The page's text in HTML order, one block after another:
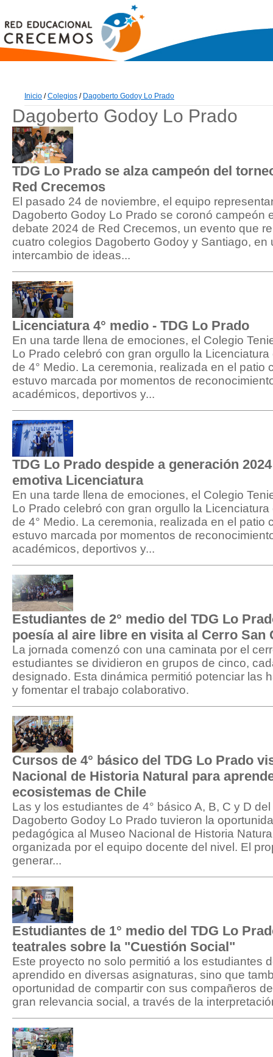
Inicio /Colegios / Dagoberto Godoy Lo Prado
Dagoberto Godoy Lo Prado
TDG Lo Prado se alza campeón del
Red Crecemos
El pasado 24 de noviembre, el equipo
Dagoberto Godoy Lo Prado se coronó campeón
debate 2024 de Red Crecemos, un evento que
cuatro colegios Dagoberto Godoy y Santiago, en
intercambio de ideas...
Licenciatura 4° medio - TDG Lo Prado
En una tarde llena de emociones, el Colegio
Lo Prado celebró con gran orgullo la
de 4° Medio. La ceremonia, realizada en el patio
estuvo marcada por momentos de
académicos, deportivos y...
TDG Lo Prado despide a generación
emotiva Licenciatura
En una tarde llena de emociones, el Colegio
Lo Prado celebró con gran orgullo la
de 4° Medio. La ceremonia, realizada en el patio
estuvo marcada por momentos de
académicos, deportivos y...
Estudiantes de 2° medio del TDG Lo
poesía al aire libre en visita al Cerro San
La jornada comenzó con una caminata por el
estudiantes se dividieron en grupos de cinco,
designado. Esta dinámica permitió potenciar las
y fomentar el trabajo colaborativo.
Cursos de 4° básico del TDG Lo Prado
Nacional de Historia Natural para
ecosistemas de Chile
Las y los estudiantes de 4° básico A, B, C y D
Dagoberto Godoy Lo Prado tuvieron la
pedagógica al Museo Nacional de Historia
organizada por el equipo docente del nivel. El
generar...
Estudiantes de 1° medio del TDG Lo
teatrales sobre la "Cuestión Social"
Este proyecto no solo permitió a los estudiantes
aprendido en diversas asignaturas, sino que
oportunidad de compartir con sus compañeros
gran relevancia social, a través de la